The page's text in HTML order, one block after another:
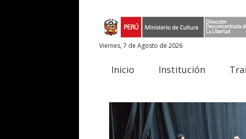
Viernes, 7 de Agosto de 2026
Inicio Institución